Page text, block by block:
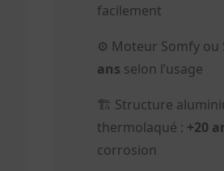
facilement
⚙️ Moteur Somfy ou
ans selon l’usage
🏗️ Structure
thermolaqué : +20
corrosion